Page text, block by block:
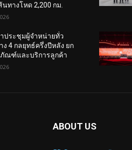
นทางโหด 2,200 กม.
ประชุมผู้จำหน่ายทั่ว
ง 4 กลยุทธ์ครึ่งปีหลัง ยก
ณฑ์และบริการลูกค้า
ABOUT US